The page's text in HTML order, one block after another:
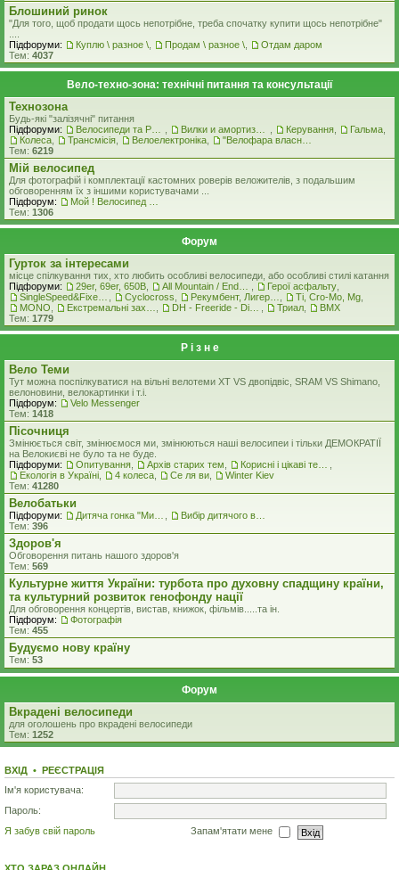
Блошиний ринок
"Для того, щоб продати щось непотрібне, треба спочатку купити щось непотрібне"
Підфоруми:
Куплю \ разное \ Продам \ разное \
Отдам даром
Тем: 4037
Вело-техно-зона: технічні питання та консультації
Технозона
Будь-які "залізячні" питання
Підфоруми:
Керування Гальма
Колеса
Трансмісія Велоелектроніка
Тем: 6219
Мiй велосипед
Для фотографій і комплектації кастомних роверiв веложителiв, з подальшим
обговоренням їх з іншими користувачами ...
Підфорум:
Тем: 1306
Форум
Гурток за інтересами
місце спілкування тих, хто любить особливі велосипеди, або особливі стилі катання
Підфоруми:
29er, 69er, 650B Герої асфальту
Cyclocross Ti, Cro-Mo, Mg
MONO
Триал
BMX
Тем: 1779
Р i з н е
Вело Теми
Тут можна поспілкуватися на вільні велотеми ХТ VS двопідвіс, SRAM VS Shimano,
велоновини, велокартинки і т.і.
Підфорум:
Velo Messenger
Тем: 1418
Пісочниця
Змінюється світ, змінюємося ми, змінюються наші велосипеи і тільки ДЕМОКРАТІЇ
на Велокиєві не було та не буде.
Підфоруми:
Опитування Архів старих тем
Екологiя в Україні
4 колеса Се ля ви
Winter Kiev
Тем: 41280
Велобатьки
Підфоруми:
Тем: 396
Здоров'я
Обговорення питань нашого здоров'я
Тем: 569
Культурне життя України: турбота про духовну спадщину країни,
та культурний розвиток генофонду нації
Для обговорення концертів, вистав, книжок, фільмів.....та iн.
Підфорум:
Фотографія
Тем: 455
Будуємо нову країну
Тем: 53
Форум
Вкрадені велосипеди
для оголошень про вкрадені велосипеди
Тем: 1252
ВХІД • РЕЄСТРАЦІЯ
Ім'я користувача:
Пароль:
Я забув свій пароль
Запам'ятати мене